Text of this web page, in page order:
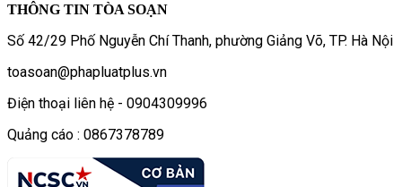
THÔNG TIN TÒA SOẠN
Số 42/29 Phố Nguyễn Chí Thanh, phường Giảng Võ, TP. Hà Nội
toasoan@phapluatplus.vn
Điện thoại liên hệ - 0904309996
Quảng cáo : 0867378789